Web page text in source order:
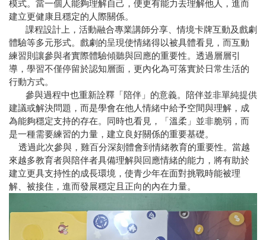
模式。當一個人能夠理解自己，便更有能力去理解他人，進而
建立更健康且穩定的人際關係。
課程設計上，活動融合專業講師分享、情境卡牌互動及戲劇
體驗等多元形式。戲劇的呈現使情緒得以被具體看見，而互動
練習則讓參與者實際體驗傾聽與回應的重要性。透過層層引
導，學習不僅停留於認知層面，更內化為可落實於日常生活的
行動方式。
參與過程中也重新詮釋「陪伴」的意義。陪伴並非單純提供
建議或解決問題，而是學會在他人情緒中給予空間與理解，成
為能夠穩定支持的存在。同時也看見，「溫柔」並非脆弱，而
是一種需要練習的力量，建立良好關係的重要基礎。
透過此次參與，雞百分深刻體會到情緒教育的重要性。當越
來越多教育者與陪伴者具備理解與回應情緒的能力，將有助於
建立更具支持性的成長環境，使青少年在面對挑戰時能被理
解、被接住，進而發展穩定且正向的內在力量。